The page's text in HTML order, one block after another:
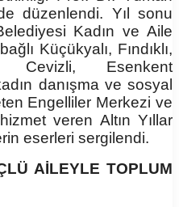
düzenlendi. Yıl sonu
Kadın ve Aile
Küçükyalı, Fındıklı,
Cevizli, Esenkent
danışma ve sosyal
Engelliler Merkezi ve
veren Altın Yıllar
eserleri sergilendi.
AİLEYLE TOPLUM